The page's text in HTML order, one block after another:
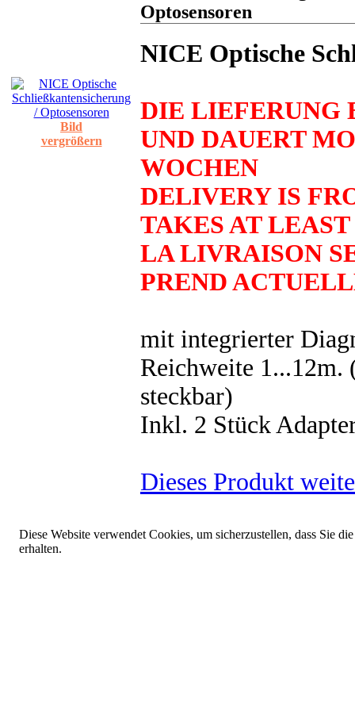
Bild
vergrößern
Optosensoren
NICE Optische
DIE LIEFERUNG
UND DAUERT
WOCHEN
DELIVERY IS
TAKES AT
LA LIVRAISON
PREND
mit integrierter
Reichweite 1...12m.
steckbar)
Inkl. 2 Stück
Dieses Produkt
Diese Website verwendet Cookies, um sicherzustellen, dass Sie
erhalten.